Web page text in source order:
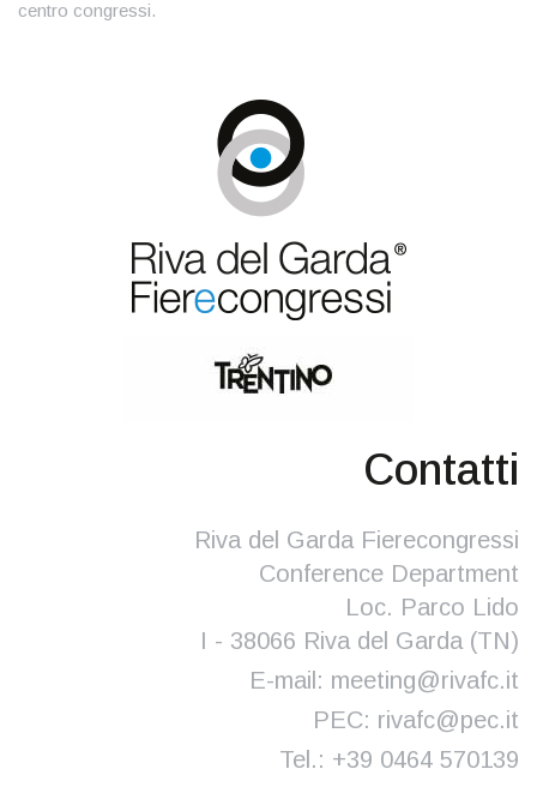
centro congressi.
Contatti
Riva del Garda Fierecongressi
Conference Department
Loc. Parco Lido
I - 38066 Riva del Garda (TN)
E-mail: meeting@rivafc.it
PEC: rivafc@pec.it
Tel.: +39 0464 570139